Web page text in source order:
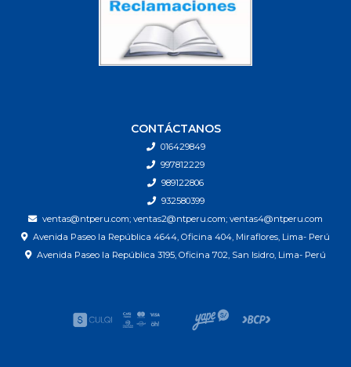
CONTÁCTANOS
016429849
997812229
989122806
932580399
ventas@ntperu.com; ventas2@ntperu.com; ventas4@ntperu.com
Avenida Paseo la República 4644, Oficina 404, Miraflores, Lima- Perú
Avenida Paseo la República 3195, Oficina 702, San Isidro, Lima- Perú